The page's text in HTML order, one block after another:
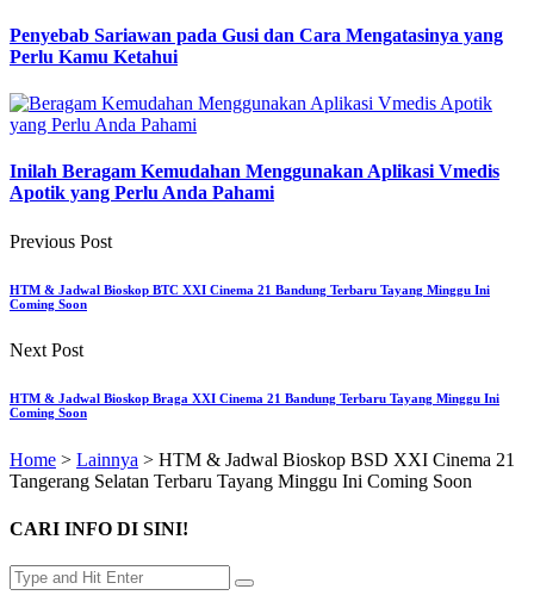
Penyebab Sariawan pada Gusi dan Cara Mengatasinya yang
Perlu Kamu Ketahui
Inilah Beragam Kemudahan Menggunakan Aplikasi Vmedis
Apotik yang Perlu Anda Pahami
Previous Post
HTM & Jadwal Bioskop BTC XXI Cinema 21 Bandung Terbaru Tayang Minggu Ini
Coming Soon
Next Post
HTM & Jadwal Bioskop Braga XXI Cinema 21 Bandung Terbaru Tayang Minggu Ini
Coming Soon
Home > Lainnya > HTM & Jadwal Bioskop BSD XXI Cinema 21
Tangerang Selatan Terbaru Tayang Minggu Ini Coming Soon
CARI INFO DI SINI!